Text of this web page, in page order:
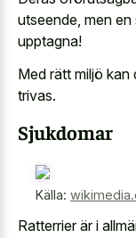
utseende, men
upptagna!
Med rätt miljö
trivas.
Sjukdomar
Källa:
Ratterrier är i